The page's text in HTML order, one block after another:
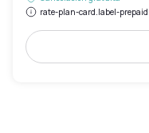
rate-plan-card.label-prepaid